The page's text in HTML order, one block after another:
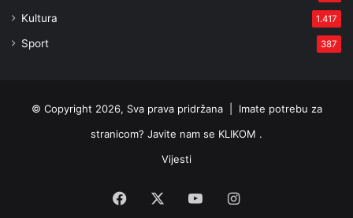
Kultura 1.417
Sport 387
© Copyright 2026, Sva prava pridržana | Imate potrebu za
stranicom? Javite nam se KLIKOM .
Vijesti
Facebook YouTubeInstagram